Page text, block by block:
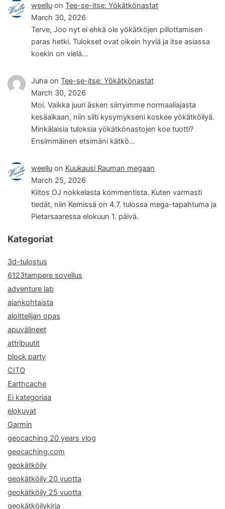
weellu onTee-se-itse: Yökätkönastat
March 30, 2026
Terve, Joo nyt ei ehkä ole yökätköjen piilottamisen
paras hetki. Tulokset ovat oikein hyviä ja itse asiassa
koekin on vielä…
Juha onTee-se-itse: Yökätkönastat
March 30, 2026
Moi. Vaikka juuri äsken siirryimme normaaliajasta
kesäaikaan, niin silti kysymykseni koskee yökätköilyä.
Minkälaisia tuloksia yökätkönastojen koe tuotti?
Ensimmäinen etsimäni kätkö…
weellu on Kuukausi Rauman megaan
March 25, 2026
Kiitos OJ nokkelasta kommentista. Kuten varmasti
tiedät, niin Kemissä on 4.7. tulossa mega-tapahtuma ja
Pietarsaaressa elokuun 1. päivä.
Kategoriat
3d-tulostus
6123tampere sovellus
adventure lab
ajankohtaista
aloittelijan opas
apuvälineet
attribuutit
block party
CITO
Earthcache
Ei kategoriaa
elokuvat
Garmin
geocaching 20 years vlog
geocaching.com
geokätköily
geokätköily 20 vuotta
geokätköily 25 vuotta
geokätköilykirja